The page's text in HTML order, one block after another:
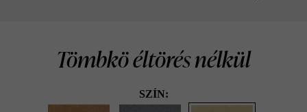
Tömbkö éltörés nélkül
SZÍN: